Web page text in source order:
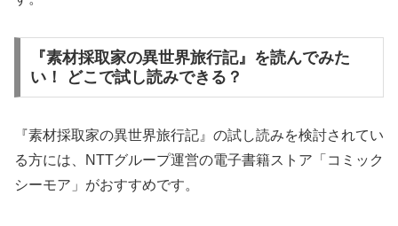
『素材採取家の異世界旅行記』を読んでみた
い！ どこで試し読みできる？
『素材採取家の異世界旅行記』の試し読みを検討されてい
る方には、NTTグループ運営の電子書籍ストア「コミック
シーモア」がおすすめです。